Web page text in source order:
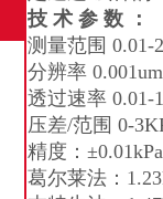
技 术 参 数 ：
测量范围 0.01-
分辨率
透过速率 0.01-
压差/范围 0-
精度：
葛尔莱法：